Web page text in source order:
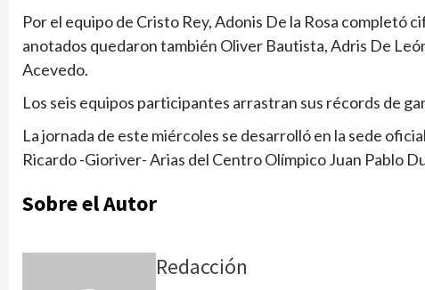
Por el equipo de Cristo Rey, Adonis De la Rosa completó
anotados quedaron también Oliver Bautista, Adris De
Acevedo.
Los seis equipos participantes arrastran sus récords de
La jornada de este miércoles se desarrolló en la sede
Ricardo -Gioriver- Arias del Centro Olímpico Juan Pablo
Sobre el Autor
Redacción